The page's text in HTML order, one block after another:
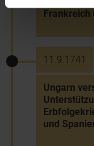
Frankreich
11.9.1741
Ungarn
und